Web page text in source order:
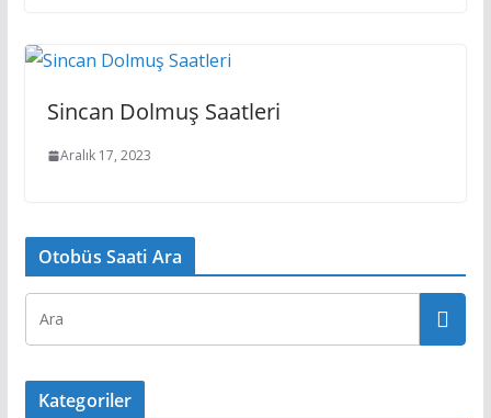
Sincan Dolmuş Saatleri
Aralık 17, 2023
Otobüs Saati Ara
Kategoriler